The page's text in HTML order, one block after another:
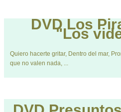
DVDLos
"Los
Quiero hacerte gritar, Dentro del mar,
que no valen nada, ...